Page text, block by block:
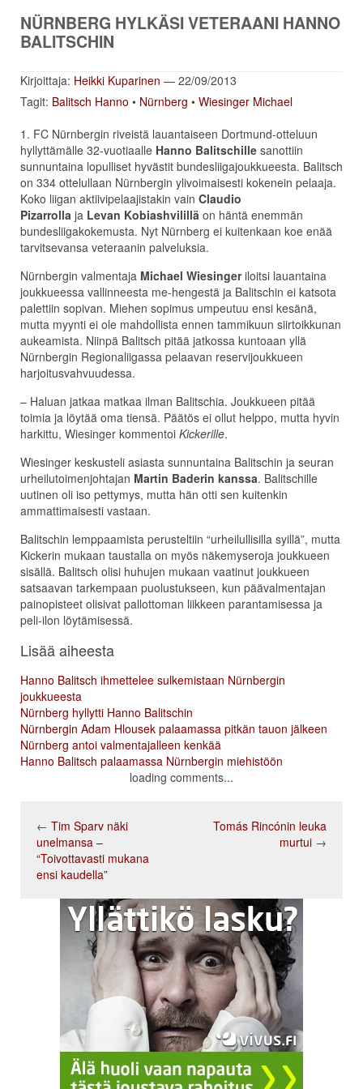
NÜRNBERG HYLKÄSI VETERAANI HANNO
BALITSCHIN
Kirjoittaja: Heikki Kuparinen — 22/09/2013
Tagit: Balitsch Hanno • Nürnberg • Wiesinger Michael
1. FC Nürnbergin riveistä lauantaiseen Dortmund-otteluun
hyllyttämälle 32-vuotiaalle Hanno Balitschille sanottiin
sunnuntaina lopulliset hyvästit bundesliigajoukkueesta. Balitsch
on 334 ottelullaan Nürnbergin ylivoimaisesti kokenein pelaaja.
Koko liigan aktiivipelaajistakin vain Claudio
Pizarrolla ja Levan Kobiashvilillä on häntä enemmän
bundesliigakokemusta. Nyt Nürnberg ei kuitenkaan koe enää
tarvitsevansa veteraanin palveluksia.
Nürnbergin valmentaja Michael Wiesingeriloitsi lauantaina
joukkueessa vallinneesta me-hengestä ja Balitschin ei katsota
palettiin sopivan. Miehen sopimus umpeutuu ensi kesänä,
mutta myynti ei ole mahdollista ennen tammikuun siirtoikkunan
aukeamista. Niinpä Balitsch pitää jatkossa kuntoaan yllä
Nürnbergin Regionaliigassa pelaavan reservijoukkueen
harjoitusvahvuudessa.
– Haluan jatkaa matkaa ilman Balitschia. Joukkueen pitää
toimia ja löytää oma tiensä. Päätös ei ollut helppo, mutta hyvin
harkittu, Wiesinger kommentoi Kickerille.
Wiesinger keskusteli asiasta sunnuntaina Balitschin ja seuran
urheilutoimenjohtajan Martin Baderin kanssa. Balitschille
uutinen oli iso pettymys, mutta hän otti sen kuitenkin
ammattimaisesti vastaan.
Balitschin lemppaamista perusteltiin “urheilullisilla syillä”, mutta
Kickerin mukaan taustalla on myös näkemyseroja joukkueen
sisällä. Balitsch olisi huhujen mukaan vaatinut joukkueen
satsaavan tarkempaan puolustukseen, kun päävalmentajan
painopisteet olisivat pallottoman liikkeen parantamisessa ja
peli-ilon löytämisessä.
Lisää aiheesta
Hanno Balitsch ihmettelee sulkemistaan Nürnbergin
joukkueesta
Nürnberg hyllytti Hanno Balitschin
Nürnbergin Adam Hlousek palaamassa pitkän tauon jälkeen
Nürnberg antoi valmentajalleen kenkää
Hanno Balitsch palaamassa Nürnbergin miehistöön
loading comments...
← Tim Sparv näki
unelmansa –
“Toivottavasti mukana
ensi kaudella”
Tomás Rincónin leuka
murtui →